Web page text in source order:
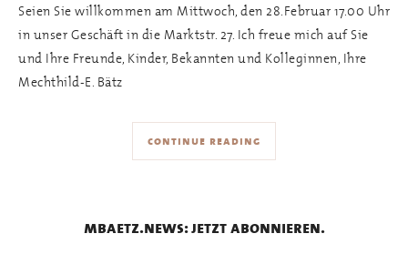
Seien Sie willkommen am Mittwoch, den 28.Februar 17.00 Uhr
in unser Geschäft in die Marktstr. 27. Ich freue mich auf Sie
und Ihre Freunde, Kinder, Bekannten und Kolleginnen, Ihre
Mechthild-E. Bätz
continue reading
mbaetz.news: jetzt abonnieren.